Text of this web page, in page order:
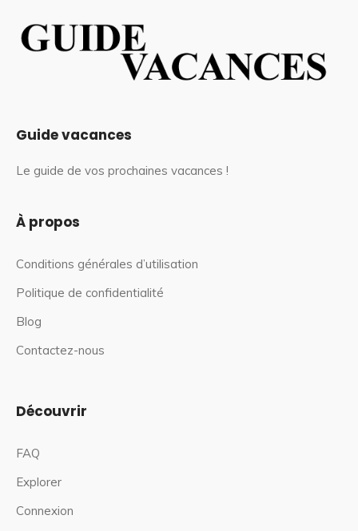
Guide vacances
Le guide de vos prochaines vacances !
À propos
Conditions générales d’utilisation
Politique de confidentialité
Blog
Contactez-nous
Découvrir
FAQ
Explorer
Connexion